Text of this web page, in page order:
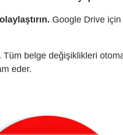
Google Drive
Tüm belge değişiklikleri
eder.